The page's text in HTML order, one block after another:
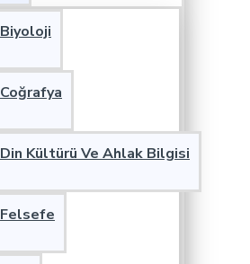
Biyoloji
Coğrafya
Din Kültürü Ve Ahlak Bilgisi
Felsefe